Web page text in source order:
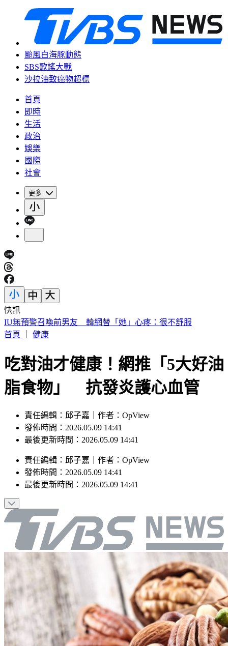
颱風白海豚動態
SBS歌謠大戰
沙拉油致癌物超標
首頁
即時
生活
政治
娛樂
國際
社會
更多
快訊
中國出入境新規將上路 陸委會曝「這類人」最危險
首頁
健康
吃對油才健康！網推「5大好油
脂食物」 抗發炎護心血管
責任編輯：邱子嘉｜作者：OpView
發佈時間：2026.05.09 14:41
最後更新時間：2026.05.09 14:41
責任編輯 ： 邱子嘉 作者 ： OpView
發佈時間： 2026.05.09 14:41
最後更新時間： 2026.05.09 14:41